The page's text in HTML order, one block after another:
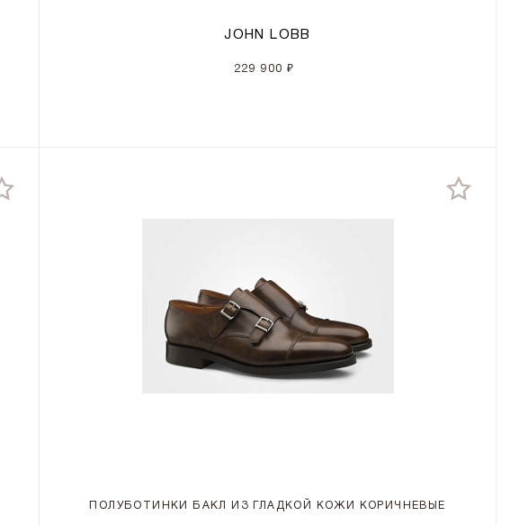
JOHN LOBB
229 900 ₽
ПОЛУБОТИНКИ БАКЛ ИЗ ГЛАДКОЙ КОЖИ КОРИЧНЕВЫЕ